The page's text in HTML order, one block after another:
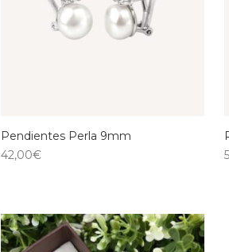
Pendientes Perla 9mm
42,00€